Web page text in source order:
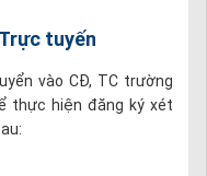
tuyến
vào CĐ, TC trường
thực hiện đăng ký xét